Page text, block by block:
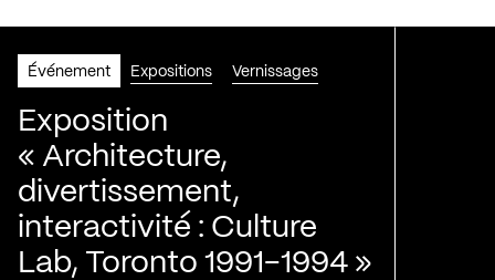
Événement Expositions Vernissages
Exposition
« Architecture,
divertissement,
interactivité : Culture
Lab, Toronto 1991-1994 »